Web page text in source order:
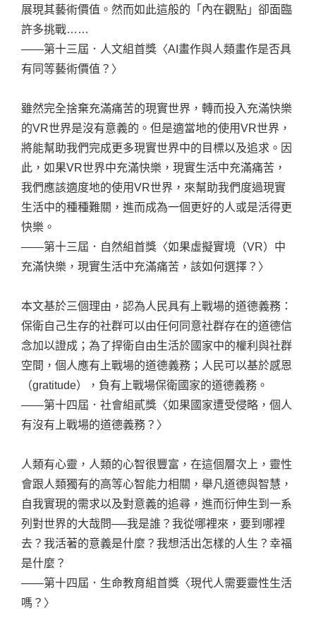
展現其藝術價值。然而如此這般的「內在觀點」卻面臨
許多挑戰……
——第十三屆．人文組首獎〈AI畫作與人類畫作是否具
有同等藝術價值？〉
雖然完全捨棄充滿痛苦的現實世界，轉而投入充滿快樂
的VR世界是沒有意義的。但是適當地的使用VR世界，
將能幫助我們完成更多現實世界中的目標以及追求。因
此，如果VR世界中充滿快樂，現實生活中充滿痛苦，
我們應該適度地的使用VR世界，來幫助我們度過現實
生活中的種種難關，進而成為一個更好的人或是活得更
快樂。
——第十三屆．自然組首獎〈如果虛擬實境（VR）中
充滿快樂，現實生活中充滿痛苦，該如何選擇？〉
本文基於三個理由，認為人民具有上戰場的道德義務：
保衛自己生存的社群可以由任何同意社群存在的道德信
念加以證成；為了捍衛自由生活於國家中的權利與社群
空間，個人應有上戰場的道德義務；人民可以基於感恩
（gratitude），負有上戰場保衛國家的道德義務。
——第十四屆．社會組貳獎〈如果國家遭受侵略，個人
有沒有上戰場的道德義務？〉
人類有心靈，人類的心智很豐富，在這個層次上，靈性
會跟人類獨有的高等心智能力相關，舉凡道德與智慧，
自我實現的需求以及對意義的追尋，進而衍伸生到一系
列對世界的大哉問──我是誰？我從哪裡來，要到哪裡
去？我活著的意義是什麼？我想活出怎樣的人生？幸福
是什麼？
——第十四屆．生命教育組首獎〈現代人需要靈性生活
嗎？〉